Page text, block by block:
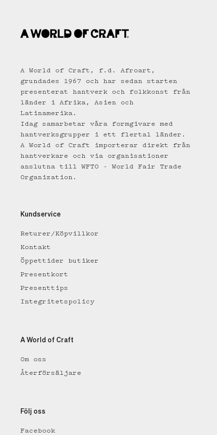
A World of Craft, f.d. Afroart,
grundades 1967 och har sedan starten
presenterat hantverk och folkkonst från
länder i Afrika, Asien och
Latinamerika.
Idag samarbetar våra formgivare med
hantverksgrupper i ett flertal länder.
A World of Craft importerar direkt från
hantverkare och via organisationer
anslutna till WFTO - World Fair Trade
Organization.
Kundservice
Returer/Köpvillkor
Kontakt
Öppettider butiker
Presentkort
Presenttips
Integritetspolicy
A World of Craft
Om oss
Återförsäljare
Följ oss
Facebook